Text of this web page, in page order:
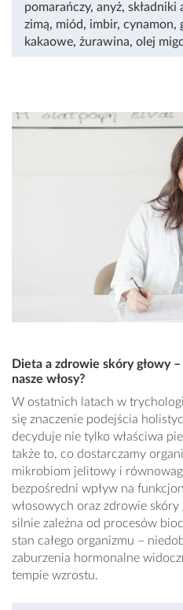
pomarańczy, anyż, składniki
zimą, miód, imbir, cynamon,
kakaowe, żurawina, olej
Dieta a zdrowie skóry głowy
nasze włosy?
W ostatnich latach w
się znaczenie podejścia
decyduje nie tylko właściwa
także to, co dostarczamy
mikrobiom jelitowy i
bezpośredni wpływ na
włosowych oraz zdrowie skóry
silnie zależna od procesów
stan całego organizmu –
zaburzenia hormonalne
tempie wzrostu.